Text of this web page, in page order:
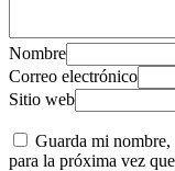
Nombre
Correo electrónico
Sitio web
Guarda mi
para la próxima vez